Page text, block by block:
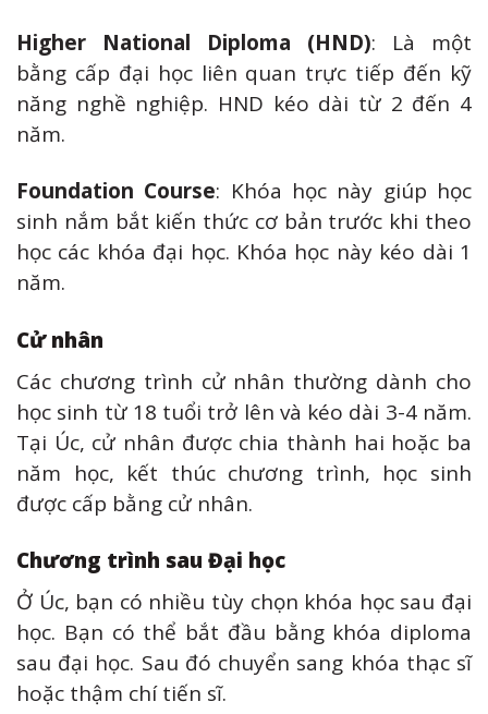
Higher National Diploma (HND): Là một
bằng cấp đại học liên quan trực tiếp đến kỹ
năng nghề nghiệp. HND kéo dài từ 2 đến 4
năm.
Foundation Course: Khóa học này giúp học
sinh nắm bắt kiến thức cơ bản trước khi theo
học các khóa đại học. Khóa học này kéo dài 1
năm.
Cử nhân
Các chương trình cử nhân thường dành cho
học sinh từ 18 tuổi trở lên và kéo dài 3-4 năm.
Tại Úc, cử nhân được chia thành hai hoặc ba
năm học, kết thúc chương trình, học sinh
được cấp bằng cử nhân.
Chương trình sau Đại học
Ở Úc, bạn có nhiều tùy chọn khóa học sau đại
học. Bạn có thể bắt đầu bằng khóa diploma
sau đại học. Sau đó chuyển sang khóa thạc sĩ
hoặc thậm chí tiến sĩ.